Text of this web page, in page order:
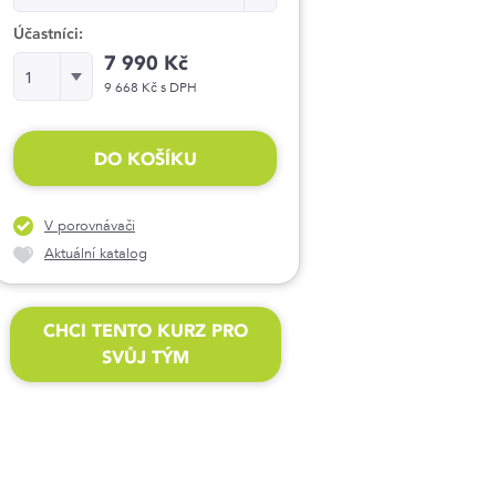
Účastníci:
1
Účastníci: 7 990 Kč
9 668 Kč s DPH
DO KOŠÍKU
V porovnávači
Aktuální katalog
CHCI TENTO KURZ PRO
SVŮJ TÝM